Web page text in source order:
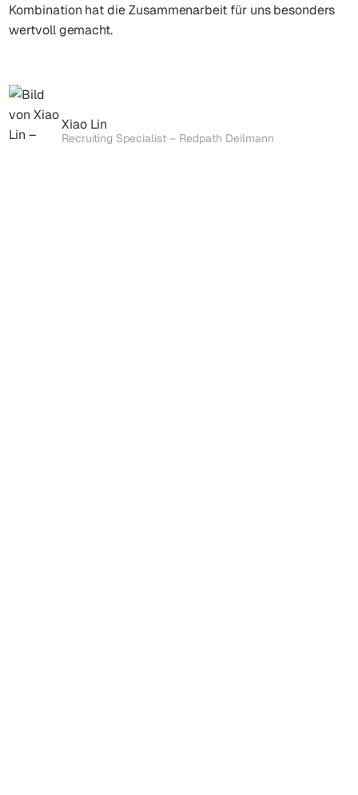
Kombination hat die Zusammenarbeit für uns besonders
wertvoll gemacht.
Xiao Lin
Recruiting Specialist – Redpath Deilmann